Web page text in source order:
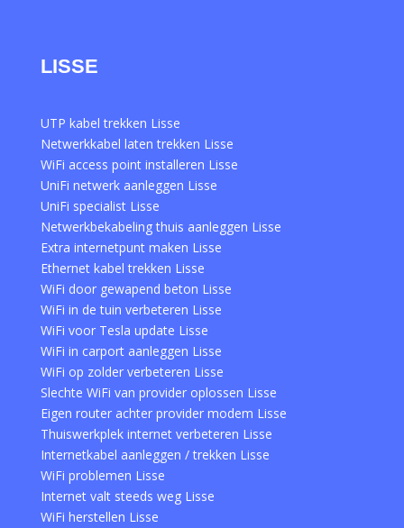
LISSE
UTP kabel trekken Lisse
Netwerkkabel laten trekken Lisse
WiFi access point installeren Lisse
UniFi netwerk aanleggen Lisse
UniFi specialist Lisse
Netwerkbekabeling thuis aanleggen Lisse
Extra internetpunt maken Lisse
Ethernet kabel trekken Lisse
WiFi door gewapend beton Lisse
WiFi in de tuin verbeteren Lisse
WiFi voor Tesla update Lisse
WiFi in carport aanleggen Lisse
WiFi op zolder verbeteren Lisse
Slechte WiFi van provider oplossen Lisse
Eigen router achter provider modem Lisse
Thuiswerkplek internet verbeteren Lisse
Internetkabel aanleggen / trekken Lisse
WiFi problemen Lisse
Internet valt steeds weg Lisse
WiFi herstellen Lisse